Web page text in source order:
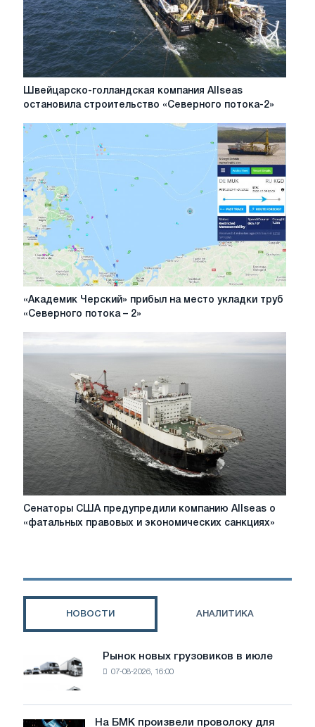
против
«Северного
потока
–
2»
Швейцарско-
голландская
Allseas
остановила
строительство
«Северного
потока-2»
Швейцарско-голландская компания Allseas
остановила строительство «Северного потока-2»
«Академик
Черский»
место
труб
«Северного
потока
–
2»
«Академик Черский» прибыл на место укладки труб
«Северного потока – 2»
Сенаторы
США
о
Сенаторы США предупредили компанию Allseas о
«фатальных правовых и экономических санкциях»
НОВОСТИ АНАЛИТИКА
Рынок
новых
грузовиков
в
июле
Рынок новых грузовиков в июле
07-08-2026, 16:00
На БМК произвели проволоку для